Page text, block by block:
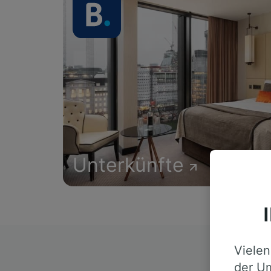
Unterkünfte
der